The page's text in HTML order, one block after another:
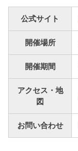
公式サイト
開催場所
開催期間
アクセス・地
図
お問い合わせ